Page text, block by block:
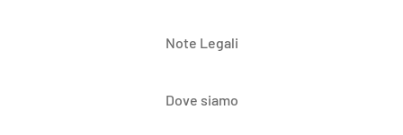
Note Legali
Dove siamo